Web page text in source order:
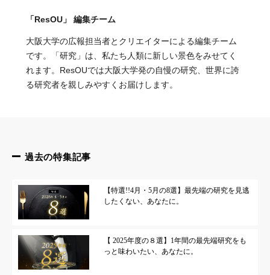
「ResOU」 編集チーム
大阪大学の広報担当者とクリエイターによる編集チーム
です。「研究」は、私たち人類に新しい景色をみせてく
れます。ResOUでは大阪大学発の自慢の研究、世界に誇
る研究者を親しみやすくお届けします。
過去の特集記事
【特選!!4月・5月の8選】最先端の研究を見逃
したくない、あなたに。
【 2025年度の８選】1年間の最先端研究をも
っと味わいたい、あなたに。